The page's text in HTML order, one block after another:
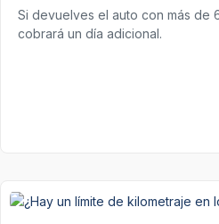
Si devuelves el auto con más de
cobrará un día adicional.